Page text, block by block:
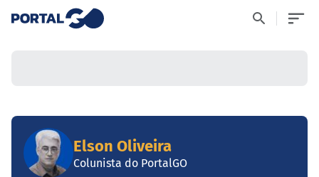
Elson Oliveira
Colunista do PortalGO